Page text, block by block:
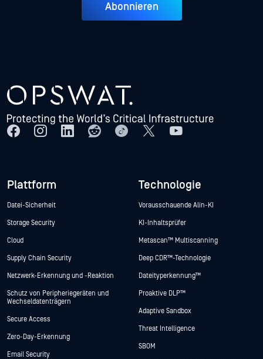
Abonnieren
Plattform
Datei-Sicherheit
Storage Security
Cloud
Supply Chain Security
Netzwerk-Erkennung und -Reaktion
Schutz von Peripheriegeräten und
Wechseldatenträgern
Secure Access
Zero-Day-Erkennung
Email Security
Technologie
Vorausschauende Alin-KI
KI-Inhaltsprüfer
Metascan™ Multiscanning
Deep CDR™-Technologie
Dateityperkennung™
Proaktive DLP™
Adaptive Sandbox
Threat Intelligence
SBOM